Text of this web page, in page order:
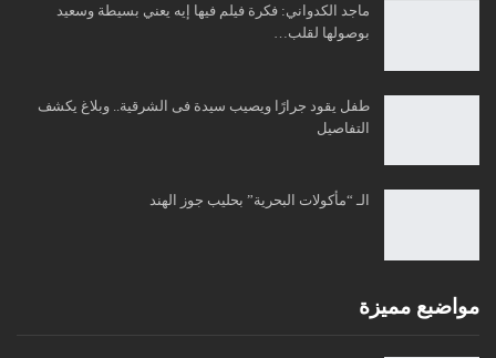
ماجد الكدواني: فكرة فيلم فيها إيه يعني بسيطة وسعيد
بوصولها لقلب…
طفل يقود جرارًا ويصيب سيدة فى الشرقية.. وبلاغ يكشف
التفاصيل
الـ “مأكولات البحرية” بحليب جوز الهند
مواضبع مميزة